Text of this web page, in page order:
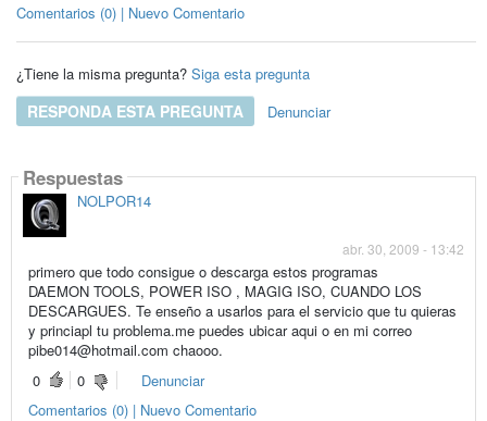
Comentarios (0) | Nuevo Comentario
¿Tiene la misma pregunta? Siga esta pregunta
RESPONDA ESTA PREGUNTA Denunciar
Respuestas
NOLPOR14
abr. 30, 2009 - 13:42
primero que todo consigue o descarga estos programas
DAEMON TOOLS, POWER ISO , MAGIG ISO, CUANDO LOS
DESCARGUES. Te enseño a usarlos para el servicio que tu quieras
y princiapl tu problema.me puedes ubicar aqui o en mi correo
pibe014@hotmail.com chaooo.
0
0
Denunciar
Comentarios (0) | Nuevo Comentario